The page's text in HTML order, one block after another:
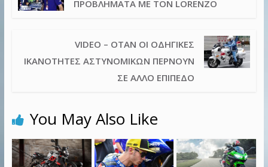
ΠΡΟΒΛΉΜΑΤΑ ΜΕ ΤΟΝ LORENZO
VIDEO – ΌΤΑΝ ΟΙ ΟΔΗΓΙΚΈΣ
ΙΚΑΝΌΤΗΤΕΣ ΑΣΤΥΝΟΜΙΚΏΝ ΠΕΡΝΟΎΝ
ΣΕ ΆΛΛΟ ΕΠΊΠΕΔΟ
You May Also Like